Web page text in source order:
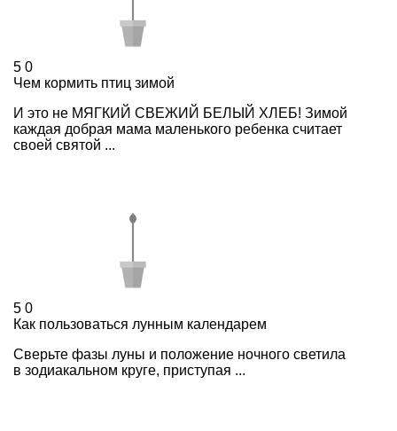
5 0
Чем кормить птиц зимой
И это не МЯГКИЙ СВЕЖИЙ БЕЛЫЙ ХЛЕБ! Зимой
каждая добрая мама маленького ребенка считает
своей святой ...
5 0
Как пользоваться лунным календарем
Сверьте фазы луны и положение ночного светила
в зодиакальном круге, приступая ...